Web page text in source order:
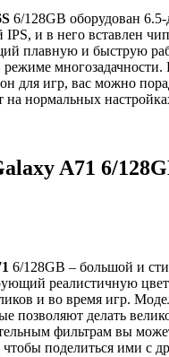
6/128GB оборудован
IPS, и в него вставлен
плавную и быструю
многозадачности.
для игр, вас можно
нормальных
A71 6/
6/128GB – большой и
реалистичную
и во время игр.
позволяют делать
фильтрам вы
поделиться ими с